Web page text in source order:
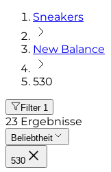
Sneakers
New Balance
530
Filter 1
23 Ergebnisse
Beliebtheit
530